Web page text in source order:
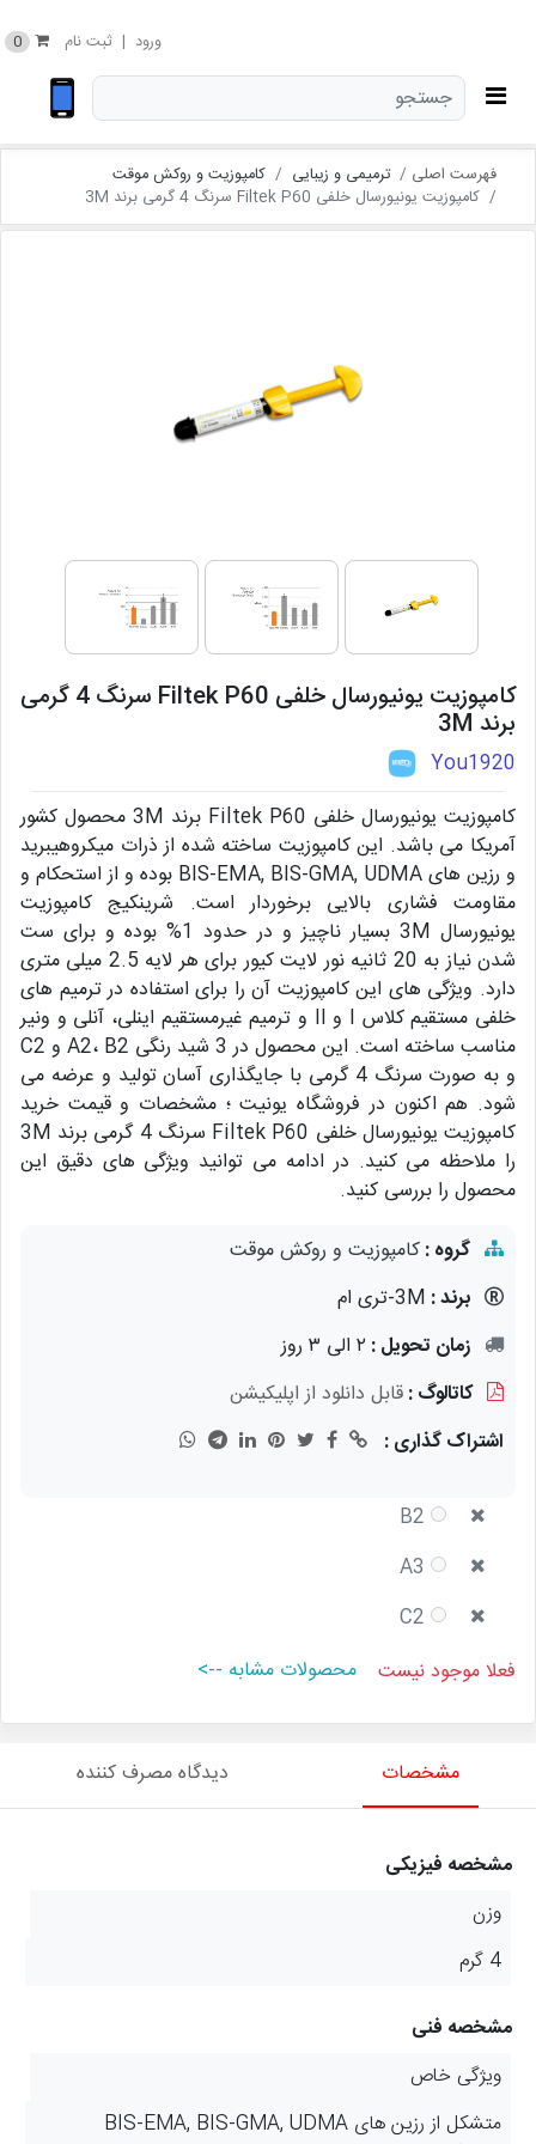
ورود | ثبت نام 0
فهرست اصلی ترمیمی و زیبایی
کامپوزیت و روکش موقت
کامپوزیت یونیورسال خلفی Filtek P60 سرنگ 4 گرمی برند 3M
کامپوزیت یونیورسال خلفی Filtek P60 سرنگ 4 گرمی
برند 3M
You1920
کامپوزیت یونیورسال خلفی Filtek P60 برند 3M محصول کشور
آمریکا می باشد. این کامپوزیت ساخته شده از ذرات میکروهیبرید
و رزین های BIS-EMA, BIS-GMA, UDMA بوده و از استحکام و
مقاومت فشاری بالایی برخوردار است. شرینکیج کامپوزیت
یونیورسال 3M بسیار ناچیز و در حدود 1% بوده و برای ست
شدن نیاز به 20 ثانیه نور لایت کیور برای هر لایه 2.5 میلی متری
دارد. ویژگی های این کامپوزیت آن را برای استفاده در ترمیم های
خلفی مستقیم کلاس I و II و ترمیم غیرمستقیم اینلی، آنلی و ونیر
مناسب ساخته است. این محصول در 3 شید رنگی A2، B2 و C2
و به صورت سرنگ 4 گرمی با جایگذاری آسان تولید و عرضه می
شود. هم اکنون در فروشگاه یونیت ؛ مشخصات و قیمت خرید
کامپوزیت یونیورسال خلفی Filtek P60 سرنگ 4 گرمی برند 3M
را ملاحظه می کنید. در ادامه می توانید ویژگی های دقیق این
محصول را بررسی کنید.
گروه :کامپوزیت و روکش موقت
برند : 3M-تری ام
زمان تحویل : ۲ الی ۳ روز
کاتالوگ :قابل دانلود از اپلیکیشن
اشتراک گذاری :
فعلا موجود نیست
محصولات مشابه -->
مشخصات دیدگاه مصرف کننده
مشخصه فیزیکی
وزن
4 گرم
مشخصه فنی
ویژگی خاص
متشکل از رزین های BIS-EMA, BIS-GMA, UDMA